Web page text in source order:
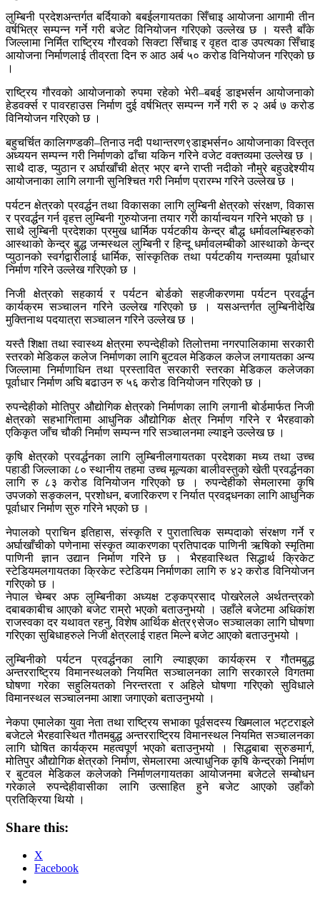
लुम्बिनी प्रदेशअन्तर्गत बर्दियाको बबईलगायतका सिँचाइ आयोजना आगामी तीन
वर्षभित्र सम्पन्न गर्ने गरी बजेट विनियोजन गरिएको उल्लेख छ । यस्तै बाँके
जिल्लामा निर्मित राष्ट्रिय गौरवको सिक्टा सिँचाइ र वृहत दाङ उपत्यका सिँचाइ
आयोजना निर्माणलाई तीव्रता दिन रु आठ अर्ब ५० करोड विनियोजन गरिएको छ
।
राष्ट्रिय गौरवको आयोजनाको रुपमा रहेको भेरी–बबई डाइभर्सन आयोजनाको
हेडवर्क्स र पावरहाउस निर्माण दुई वर्षभित्र सम्पन्न गर्ने गरी रु २ अर्ब ७ करोड
विनियोजन गरिएको छ ।
बहुचर्चित कालिगण्डकी–तिनाउ नदी पथान्तरण९डाइभर्सन० आयोजनाका विस्तृत
अध्ययन सम्पन्न गरी निर्माणको ढाँचा यकिन गरिने वजेट वक्तव्यमा उल्लेख छ ।
साथै दाङ, प्युठान र अर्घाखाँची क्षेत्र भएर बग्ने राप्ती नदीको नौमुरे बहुउद्देश्यीय
आयोजनाका लागि लगानी सुनिश्चित गरी निर्माण प्रारम्भ गरिने उल्लेख छ ।
पर्यटन क्षेत्रको प्रवर्द्धन तथा विकासका लागि लुम्बिनी क्षेत्रको संरक्षण, विकास
र प्रवर्द्धन गर्न वृहत्त लुम्बिनी गुरुयोजना तयार गरी कार्यान्वयन गरिने भएको छ ।
साथै लुम्बिनी प्रदेशका प्रमुख धार्मिक पर्यटकीय केन्द्र बौद्ध धर्मावलम्बिहरुको
आस्थाको केन्द्र बुद्ध जन्मस्थल लुम्बिनी र हिन्दू धर्मावलम्बीको आस्थाको केन्द्र
प्युठानको स्वर्गद्वारीलाई धार्मिक, सांस्कृतिक तथा पर्यटकीय गन्तव्यमा पूर्वाधार
निर्माण गरिने उल्लेख गरिएको छ ।
निजी क्षेत्रको सहकार्य र पर्यटन बोर्डको सहजीकरणमा पर्यटन प्रवर्द्धन
कार्यक्रम सञ्चालन गरिने उल्लेख गरिएको छ । यसअन्तर्गत लुम्बिनीदेखि
मुक्तिनाथ पदयात्रा सञ्चालन गरिने उल्लेख छ ।
यस्तै शिक्षा तथा स्वास्थ्य क्षेत्रमा रुपन्देहीको तिलोत्तमा नगरपालिकामा सरकारी
स्तरको मेडिकल कलेज निर्माणका लागि बुटवल मेडिकल कलेज लगायतका अन्य
जिल्लामा निर्माणाधिन तथा प्रस्तावित सरकारी स्तरका मेडिकल कलेजका
पूर्वाधार निर्माण अघि बढाउन रु ५६ करोड विनियोजन गरिएको छ ।
रुपन्देहीको मोतिपुर औद्योगिक क्षेत्रको निर्माणका लागि लगानी बोर्डमार्फत निजी
क्षेत्रको सहभागितामा आधुनिक औद्योगिक क्षेत्र निर्माण गरिने र भैरहवाको
एकिकृत जाँच चौकी निर्माण सम्पन्न गरि सञ्चालनमा ल्याइने उल्लेख छ ।
कृषि क्षेत्रको प्रवर्द्धनका लागि लुम्बिनीलगायतका प्रदेशका मध्य तथा उच्च
पहाडी जिल्लाका ८० स्थानीय तहमा उच्च मूल्यका बालीवस्तुको खेती प्रवर्द्धनका
लागि रु ८३ करोड विनियोजन गरिएको छ । रुपन्देहीको सेमलारमा कृषि
उपजको सङ्कलन, प्रशोधन, बजारिकरण र निर्यात प्रवद्र्धनका लागि आधुनिक
पूर्वाधार निर्माण सुरु गरिने भएको छ ।
नेपालको प्राचिन इतिहास, संस्कृति र पुरातात्विक सम्पदाको संरक्षण गर्ने र
अर्घाखाँचीको पणेनामा संस्कृत व्याकरणका प्रतिपादक पाणिनी ऋषिको स्मृतिमा
पाणिनी ज्ञान उद्यान निर्माण गरिने छ । भैरहवास्थित सिद्धार्थ क्रिकेट
स्टेडियमलगायतका क्रिकेट स्टेडियम निर्माणका लागि रु ४२ करोड विनियोजन
गरिएको छ ।
नेपाल चेम्बर अफ लुम्बिनीका अध्यक्ष टङ्कप्रसाद पोखरेलले अर्थतन्त्रको
दबाबकाबीच आएको बजेट राम्रो भएको बताउनुभयो । उहाँले बजेटमा अधिकांश
राजस्वका दर यथावत रहनु, विशेष आर्थिक क्षेत्र९सेज० सञ्चालका लागि घोषणा
गरिएका सुबिधाहरुले निजी क्षेत्रलाई राहत मिल्ने बजेट आएको बताउनुभयो ।
लुम्बिनीको पर्यटन प्रवर्द्धनका लागि ल्याइएका कार्यक्रम र गौतमबुद्ध
अन्तरराष्ट्रिय विमानस्थलको नियमित सञ्चालनका लागि सरकारले विगतमा
घोषणा गरेका सहुलियतको निरन्तरता र अहिले घोषणा गरिएको सुविधाले
विमानस्थल सञ्चालनमा आशा जगाएको बताउनुभयो ।
नेकपा एमालेका युवा नेता तथा राष्ट्रिय सभाका पूर्वसदस्य खिमलाल भट्टराइले
बजेटले भैरहवास्थित गौतमबुद्ध अन्तरराष्ट्रिय विमानस्थल नियमित सञ्चालनका
लागि घोषित कार्यक्रम महत्वपूर्ण भएको बताउनुभयो । सिद्धबाबा सुरुङमार्ग,
मोतिपुर औद्योगिक क्षेत्रको निर्माण, सेमलारमा अत्याधुनिक कृषि केन्द्रको निर्माण
र बुटवल मेडिकल कलेजको निर्माणलगायतका आयोजनमा बजेटले सम्बोधन
गरेकाले रुपन्देहीवासीका लागि उत्साहित हुने बजेट आएको उहाँको
प्रतिक्रिया थियो ।
Share this:
X
Facebook